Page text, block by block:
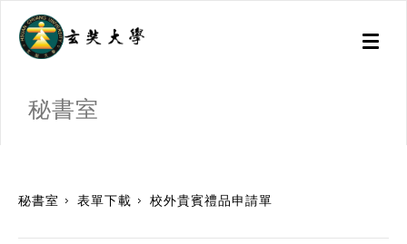
Toggle
秘書室
秘書室 表單下載 校外貴賓禮品申請單